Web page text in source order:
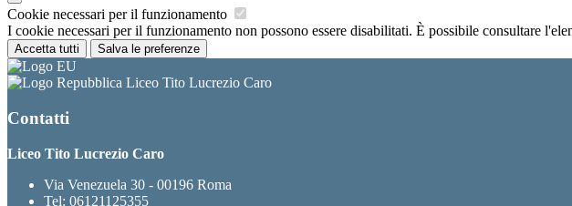
Cookie necessari per il funzionamento
I cookie necessari per il funzionamento non possono essere disabilitati. È possibile consultare
Accetta tutti Salva le preferenze
Liceo Tito Lucrezio Caro
Contatti
Liceo Tito Lucrezio Caro
Via Venezuela 30 - 00196 Roma
Tel: 06121125355